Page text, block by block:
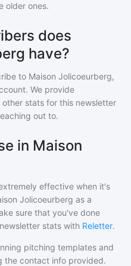
older ones.
does
have?
to Maison Jolicoeurberg,
We provide
stats for this newsletter
out to.
in Maison
effective when it's
Jolicoeurberg as a
sure that you've done
stats with Reletter.
pitching templates and
the contact info provided.